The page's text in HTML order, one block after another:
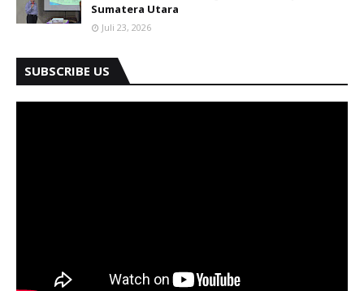
Sumatera Utara
Juli 23, 2026
SUBSCRIBE US